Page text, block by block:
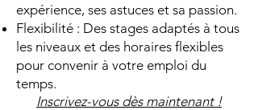
expérience, ses astuces et sa passion.
Flexibilité : Des stages adaptés à tous
les niveaux et des horaires flexibles
pour convenir à votre emploi du
temps.
Inscrivez-vous dès maintenant !